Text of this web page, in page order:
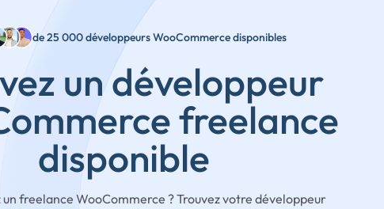
de 25 000 développeurs WooCommerce disponibles
un développeur
freelance
disponible
un freelance WooCommerce ? Trouvez votre développeur